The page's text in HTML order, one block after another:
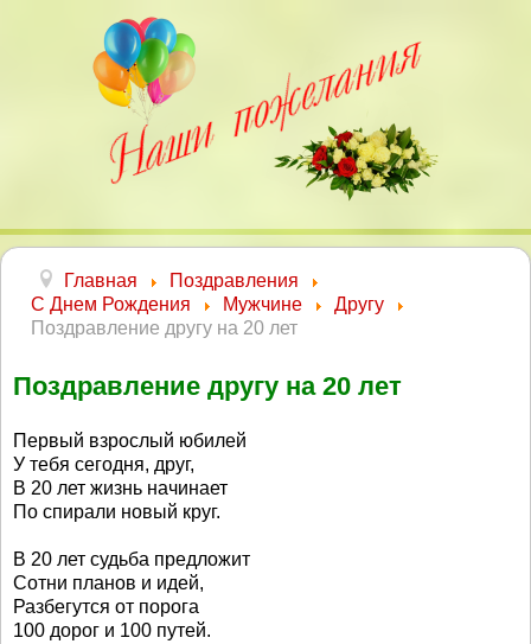
Главная
Поздравления
С Днем Рождения
Мужчине
Другу
Поздравление другу на 20 лет
Поздравление другу на 20 лет
Первый взрослый юбилей
У тебя сегодня, друг,
В 20 лет жизнь начинает
По спирали новый круг.
В 20 лет судьба предложит
Сотни планов и идей,
Разбегутся от порога
100 дорог и 100 путей.